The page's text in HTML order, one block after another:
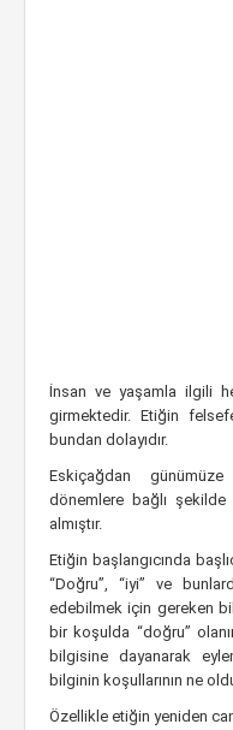
İnsan ve yaşamla ilgili
girmektedir. Etiğin
bundan dolayıdır.
Eskiçağdan
dönemlere bağlı şekilde
almıştır.
Etiğin başlangıcında
“Doğru”, “iyi” ve
edebilmek için gereken
bir koşulda “doğru”
bilgisine dayanarak
bilginin koşullarının ne
Özellikle etiğin yeniden